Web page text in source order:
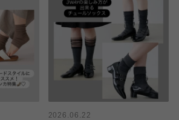
2026.06.22